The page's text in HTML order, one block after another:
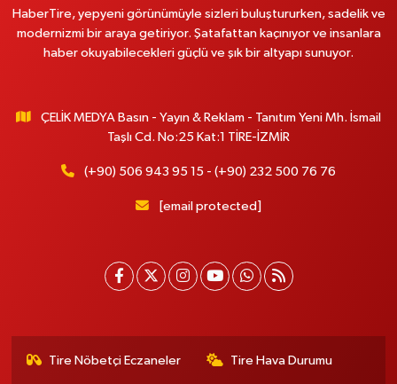
HaberTire, yepyeni görünümüyle sizleri buluştururken, sadelik ve
modernizmi bir araya getiriyor. Şatafattan kaçınıyor ve insanlara
haber okuyabilecekleri güçlü ve şık bir altyapı sunuyor.
ÇELİK MEDYA Basın - Yayın & Reklam - Tanıtım Yeni Mh. İsmail
Taşlı Cd. No:25 Kat:1 TİRE-İZMİR
(+90) 506 943 95 15 - (+90) 232 500 76 76
[email protected]
Tire Nöbetçi Eczaneler Tire Hava Durumu